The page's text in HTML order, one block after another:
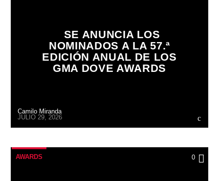
SE ANUNCIA LOS
NOMINADOS A LA 57.ª
EDICIÓN ANUAL DE LOS
GMA DOVE AWARDS
Camilo Miranda
JULIO 29, 2026
AWARDS 0